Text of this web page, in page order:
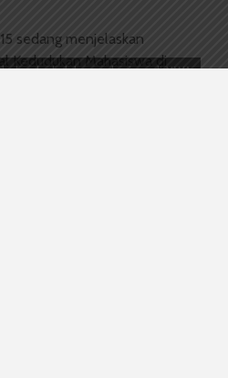
kedudukan mahasiswa di MWA